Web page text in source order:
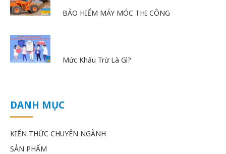
BẢO HIỂM MÁY MÓC THI CÔNG
Mức Khấu Trừ Là Gì?
DANH MỤC
KIẾN THỨC CHUYÊN NGÀNH
SẢN PHẨM